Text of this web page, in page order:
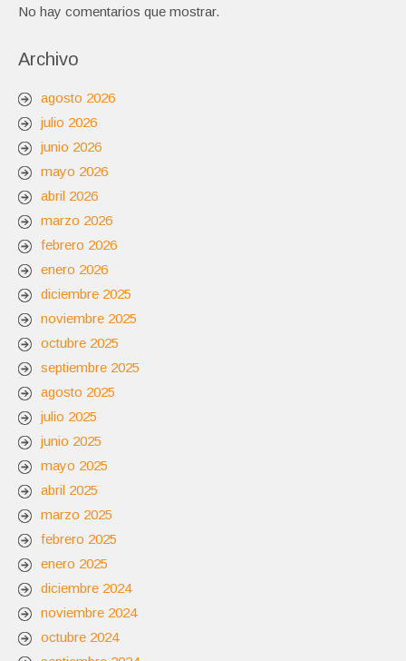
No hay comentarios que mostrar.
Archivo
agosto 2026
julio 2026
junio 2026
mayo 2026
abril 2026
marzo 2026
febrero 2026
enero 2026
diciembre 2025
noviembre 2025
octubre 2025
septiembre 2025
agosto 2025
julio 2025
junio 2025
mayo 2025
abril 2025
marzo 2025
febrero 2025
enero 2025
diciembre 2024
noviembre 2024
octubre 2024